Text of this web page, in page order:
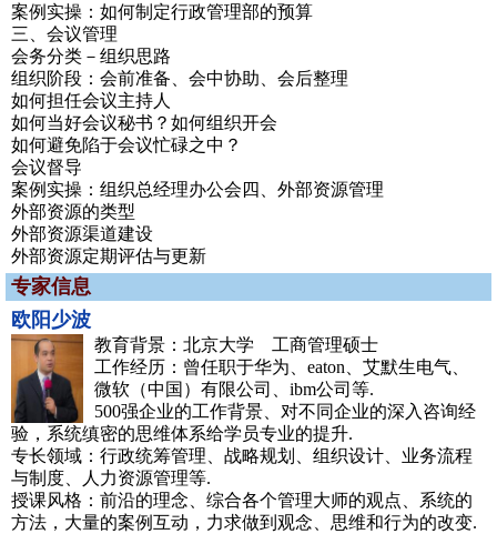
案例实操：如何制定行政管理部的预算
三、会议管理
会务分类－组织思路
组织阶段：会前准备、会中协助、会后整理
如何担任会议主持人
如何当好会议秘书？如何组织开会
如何避免陷于会议忙碌之中？
会议督导
案例实操：组织总经理办公会四、外部资源管理
外部资源的类型
外部资源渠道建设
外部资源定期评估与更新
专家信息
欧阳少波
教育背景：北京大学 工商管理硕士
工作经历：曾任职于华为、eaton、艾默生电气、
微软（中国）有限公司、ibm公司等.
500强企业的工作背景、对不同企业的深入咨询经
验，系统缜密的思维体系给学员专业的提升.
专长领域：行政统筹管理、战略规划、组织设计、业务流程
与制度、人力资源管理等.
授课风格：前沿的理念、综合各个管理大师的观点、系统的
方法，大量的案例互动，力求做到观念、思维和行为的改变.